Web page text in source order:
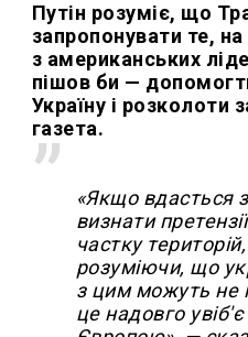
Путін розуміє, що
запропонувати те,
з американських
пішов би —
Україну і розколоти
газета.
«Якщо вдасться
визнати
частку
розуміючи, що
з цим можуть не
це надовго